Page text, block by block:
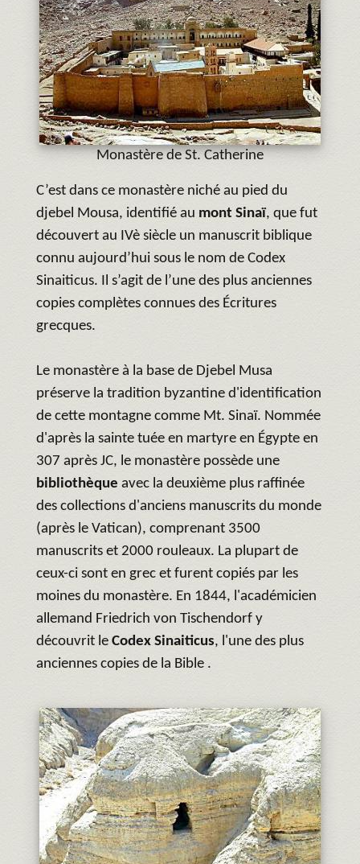
Monastère de St. Catherine
C’est dans ce monastère niché au pied du
djebel Mousa, identifié au mont Sinaï, que fut
découvert au IVè siècle un manuscrit biblique
connu aujourd’hui sous le nom de Codex
Sinaiticus. Il s’agit de l’une des plus anciennes
copies complètes connues des Écritures
grecques.
Le monastère à la base de Djebel Musa
préserve la tradition byzantine d'identification
de cette montagne comme Mt. Sinaï. Nommée
d'après la sainte tuée en martyre en Égypte en
307 après JC, le monastère possède une
bibliothèque avec la deuxième plus raffinée
des collections d'anciens manuscrits du monde
(après le Vatican), comprenant 3500
manuscrits et 2000 rouleaux. La plupart de
ceux-ci sont en grec et furent copiés par les
moines du monastère. En 1844, l'académicien
allemand Friedrich von Tischendorf y
découvrit le Codex Sinaiticus, l'une des plus
anciennes copies de la Bible .